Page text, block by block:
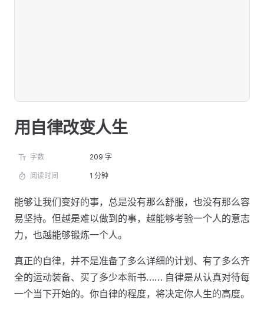
用自律改变人生
字数 209 字
阅读时间 1 分钟
能够让我们变好的事，总是没有那么舒服，也没有那么容
易坚持。但越是难以做到的事，越能够考验一个人的意志
力，也越能够锻炼一个人。
真正的自律，并不是准备了多么详细的计划、有了多么齐
全的运动装备、买了多少本新书…… 自律是从认真对待每
一个当下开始的。你自律的程度，将决定你人生的高度。